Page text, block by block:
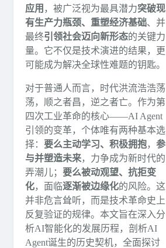
应用 ，被广泛视为最具潜力突破现
有生产力瓶颈、重塑经济基础、并
最终引领社会迈向新形态的关键力
量。它不仅是技术演进的结果，更
可能成为解决全球性难题的钥匙。
对于普通人而言，时代洪流浩浩荡
荡，顺之者昌，逆之者亡。作为第
四次工业革命的核心——AI Agent
引领的变革，个体唯有两种基本选
择： 要么主动学习、积极拥抱， 参
与并塑造未来，力争成为新时代的
弄潮儿； 要么被动观望、抗拒变
化，面临逐渐被边缘化的风险。这
并非危言耸听，而是技术革命史上
反复验证的规律。本文旨在深入分
析AI智能化的发展历程，剖析AI
Agent诞生的历史契机，全面探讨